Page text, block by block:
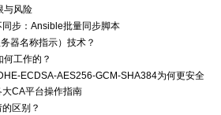
与风险
步：Ansible批量同步脚本
器名称指示）技术？
工作的？
ECDSA-AES256-GCM-SHA384为何更安全
CA平台操作指南
区别？